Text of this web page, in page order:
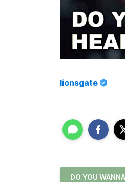
lionsgate
DO YOU